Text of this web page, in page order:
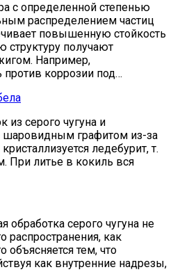
с определенной степенью
распределением частиц
повышенную стойкость
структуру получают
Например,
коррозии под…
из серого чугуна и
шаровидным графитом из-за
ледебурит, т.
При литье в кокиль вся
обработка серого чугуна не
распространения, как
объясняется тем, что
как внутренние надрезы,